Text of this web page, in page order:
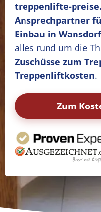
treppenlifte-
Ansprechpartner
Einbau in Wansdorf
alles rund um die
Zuschüsse zum
Treppenliftkosten.
Zum